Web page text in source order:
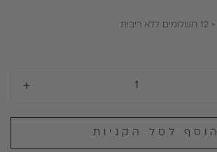
× 12 תשלומים ללא ריבית
הוסף לסל הקניות